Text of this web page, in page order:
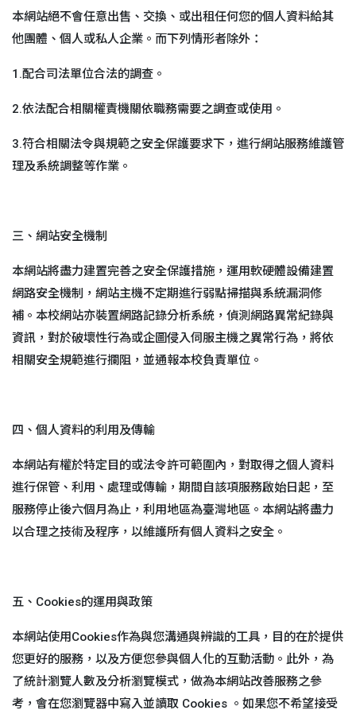
本網站絕不會任意出售、交換、或出租任何您的個人資料給其
他團體、個人或私人企業。而下列情形者除外：
1.配合司法單位合法的調查。
2.依法配合相關權責機關依職務需要之調查或使用。
3.符合相關法令與規範之安全保護要求下，進行網站服務維護管
理及系統調整等作業。
三、網站安全機制
本網站將盡力建置完善之安全保護措施，運用軟硬體設備建置
網路安全機制，網站主機不定期進行弱點掃描與系統漏洞修
補。本校網站亦裝置網路記錄分析系統，偵測網路異常紀錄與
資訊，對於破壞性行為或企圖侵入伺服主機之異常行為，將依
相關安全規範進行攔阻，並通報本校負責單位。
四、個人資料的利用及傳輸
本網站有權於特定目的或法令許可範圍內，對取得之個人資料
進行保管、利用、處理或傳輸，期間自該項服務啟始日起，至
服務停止後六個月為止，利用地區為臺灣地區。本網站將盡力
以合理之技術及程序，以維護所有個人資料之安全。
五、Cookies的運用與政策
本網站使用Cookies作為與您溝通與辨識的工具，目的在於提供
您更好的服務，以及方便您參與個人化的互動活動。此外，為
了統計瀏覽人數及分析瀏覽模式，做為本網站改善服務之參
考，會在您瀏覽器中寫入並讀取 Cookies 。如果您不希望接受